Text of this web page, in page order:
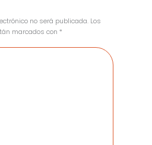
no será publicada. Los
marcados con *